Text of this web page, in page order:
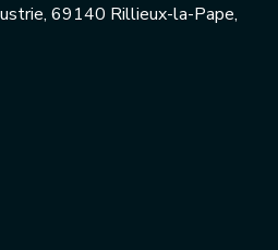
69140 Rillieux-la-Pape,